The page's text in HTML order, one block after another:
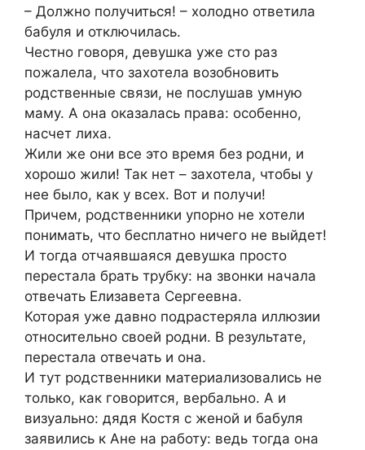
– Должно получиться! – холодно ответила
бабуля и отключилась.
Честно говоря, девушка уже сто раз
пожалела, что захотела возобновить
родственные связи, не послушав умную
маму. А она оказалась права: особенно,
насчет лиха.
Жили же они все это время без родни, и
хорошо жили! Так нет – захотела, чтобы у
нее было, как у всех. Вот и получи!
Причем, родственники упорно не хотели
понимать, что бесплатно ничего не выйдет!
И тогда отчаявшаяся девушка просто
перестала брать трубку: на звонки начала
отвечать Елизавета Сергеевна.
Которая уже давно подрастеряла иллюзии
относительно своей родни. В результате,
перестала отвечать и она.
И тут родственники материализовались не
только, как говорится, вербально. А и
визуально: дядя Костя с женой и бабуля
заявились к Ане на работу: ведь тогда она